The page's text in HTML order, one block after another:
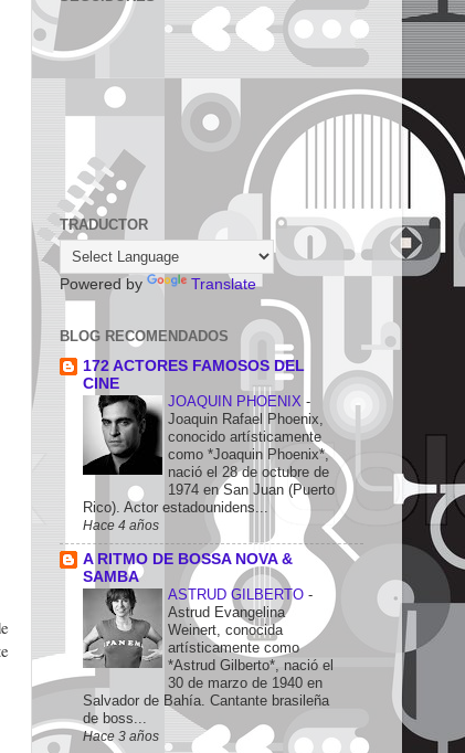
TRADUCTOR
Powered by Translate
BLOG RECOMENDADOS
172 ACTORES FAMOSOS DEL
CINE
JOAQUIN PHOENIX -
Joaquin Rafael Phoenix,
conocido artísticamente
como *Joaquin Phoenix*,
nació el 28 de octubre de
1974 en San Juan (Puerto
Rico). Actor estadounidens...
Hace 4 años
A RITMO DE BOSSA NOVA &
SAMBA
ASTRUD GILBERTO -
Astrud Evangelina
Weinert, conocida
artísticamente como
*Astrud Gilberto*, nació el
30 de marzo de 1940 en
Salvador de Bahía. Cantante brasileña
de boss...
Hace 3 años